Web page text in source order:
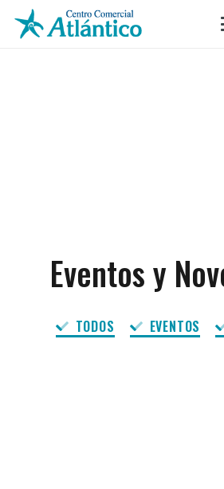
Eventos y
TODOS EVENTOS